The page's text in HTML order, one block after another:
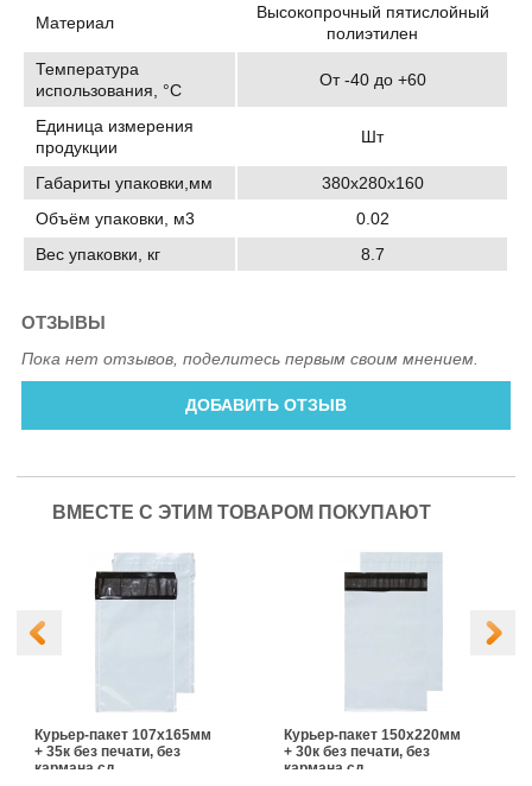
Материал
Высокопрочный пятислойный
полиэтилен
Температура
использования, °C
От -40 до +60
Единица измерения
продукции
Шт
Габариты упаковки,мм
380х280х160
Объём упаковки, м3
0.02
Вес упаковки, кг
8.7
ОТЗЫВЫ
Пока нет отзывов, поделитесь первым своим мнением.
ДОБАВИТЬ ОТЗЫВ
ВМЕСТЕ С ЭТИМ ТОВАРОМ ПОКУПАЮТ
Курьер-пакет 107х165мм
+ 35к без печати, без
кармана сд
Курьер-пакет 150х220мм
+ 30к без печати, без
кармана сд